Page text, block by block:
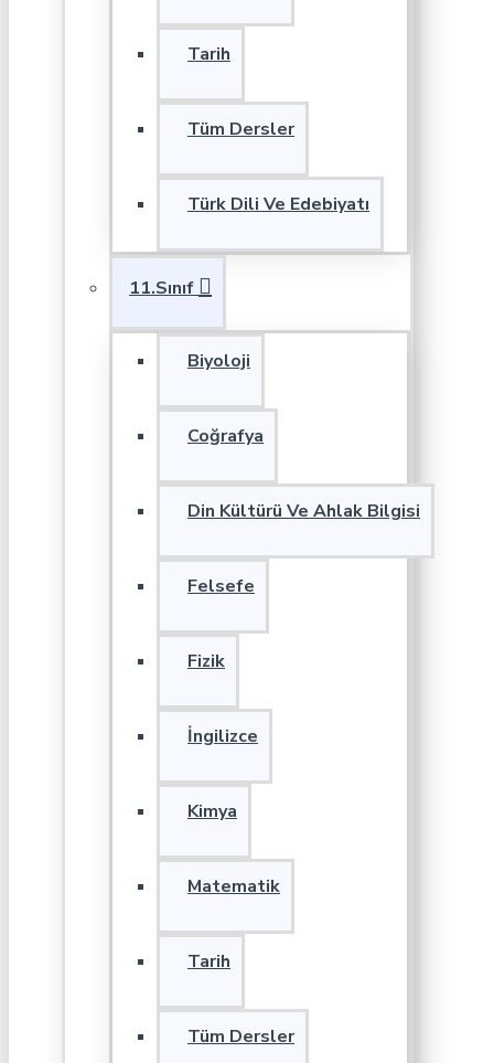
Tarih
Tüm Dersler
Türk Dili Ve Edebiyatı
11.Sınıf
Biyoloji
Coğrafya
Din Kültürü Ve Ahlak Bilgisi
Felsefe
Fizik
İngilizce
Kimya
Matematik
Tarih
Tüm Dersler